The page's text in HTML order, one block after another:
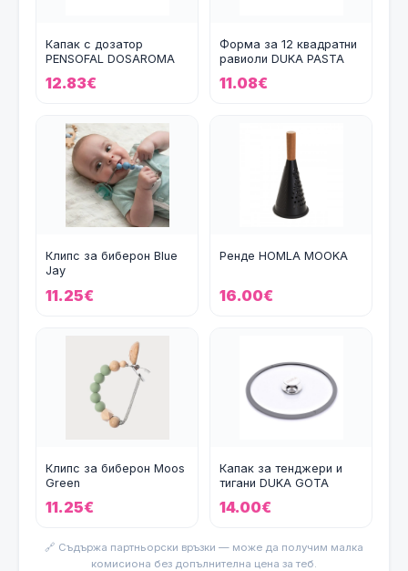
Капак с дозатор
PENSOFAL DOSAROMA
12.83€
Форма за 12 квадратни
равиоли DUKA PASTA
11.08€
Клипс за биберон Blue
Jay
11.25€
Ренде HOMLA MOOKA
16.00€
Клипс за биберон Moos
Green
11.25€
Капак за тенджери и
тигани DUKA GOTA
14.00€
🔗 Съдържа партньорски връзки — може да получим малка
комисиона без допълнителна цена за теб.